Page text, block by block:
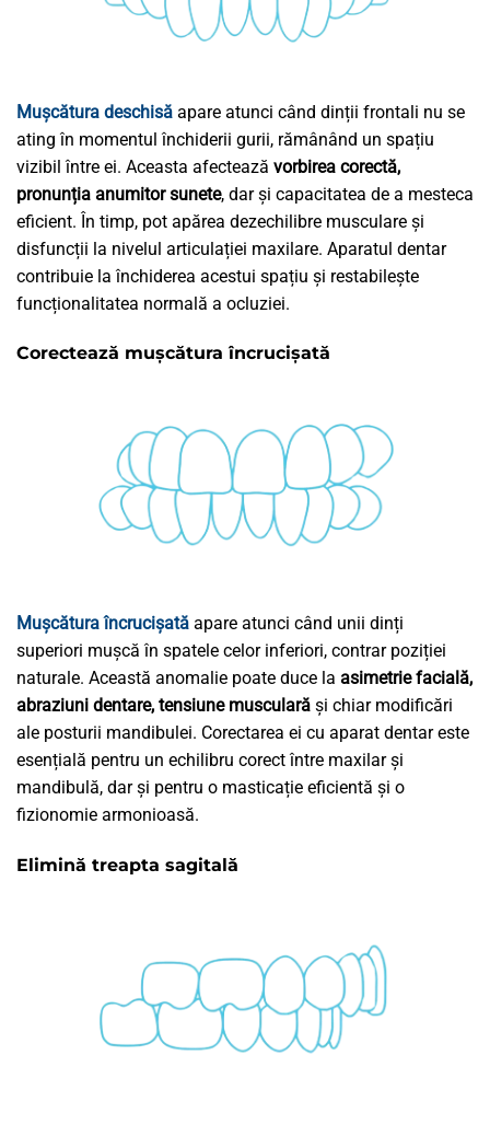
Mușcătura deschisă apare atunci când dinții frontali nu se
ating în momentul închiderii gurii, rămânând un spațiu
vizibil între ei. Aceasta afectează vorbirea corectă,
pronunția anumitor sunete, dar și capacitatea de a mesteca
eficient. În timp, pot apărea dezechilibre musculare și
disfuncții la nivelul articulației maxilare. Aparatul dentar
contribuie la închiderea acestui spațiu și restabilește
funcționalitatea normală a ocluziei.
Corectează mușcătura încrucișată
Mușcătura încrucișată apare atunci când unii dinți
superiori mușcă în spatele celor inferiori, contrar poziției
naturale. Această anomalie poate duce la asimetrie facială,
abraziuni dentare, tensiune musculară și chiar modificări
ale posturii mandibulei. Corectarea ei cu aparat dentar este
esențială pentru un echilibru corect între maxilar și
mandibulă, dar și pentru o masticație eficientă și o
fizionomie armonioasă.
Elimină treapta sagitală